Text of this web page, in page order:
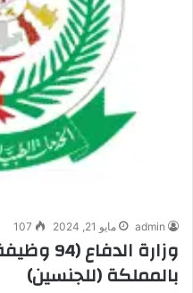
admin مايو 21, 2024 107
وزارة
بالمملكة (للجنسين)